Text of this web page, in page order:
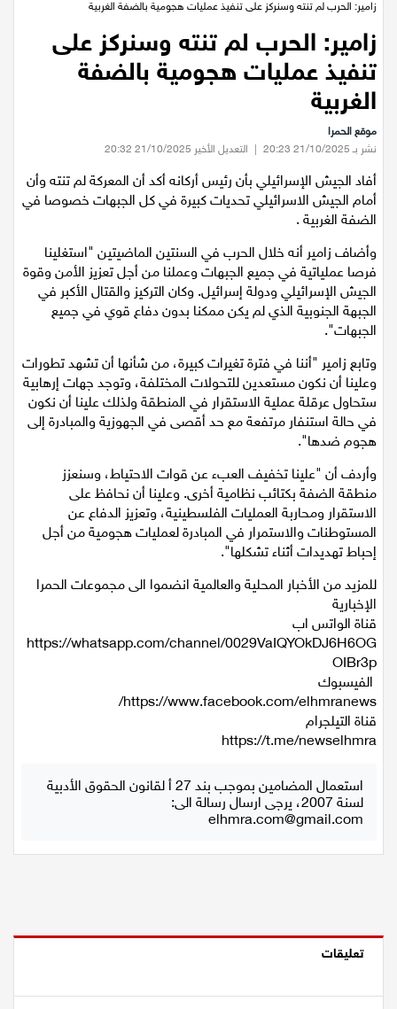
عيلبون
دير حنا
سخنين
عرابة
اخبار عالمية
رياضة
رياضة محلية
رياضة عالمية
تقارير خاصة
اقتصاد
مقالات
مطبخ
صحة وطب
مجلة الحمرا
جمال وازياء
تكنولوجيا
فن
الرئيسية / اخبار محلية / اخبار سياسيه
/
زامير: الحرب لم تنته وسنركز على
تنفيذ عمليات هجومية بالضفة
الغربية
موقع الحمرا
أفاد الجيش الإسرائيلي بأن رئيس أركانه أكد أن المعركة لم تنته وأن
أمام الجيش الاسرائيلي تحديات كبيرة في كل الجبهات خصوصا في
وأضاف زامير أنه خلال الحرب في السنتين الماضيتين "استغلينا
فرصا عملياتية في جميع الجبهات وعملنا من أجل تعزيز الأمن وقوة
الجيش الإسرائيلي ودولة إسرائيل. وكان التركيز والقتال الأكبر في
الجبهة الجنوبية الذي لم يكن ممكنا بدون دفاع قوي في جميع
وتابع زامير "أننا في فترة تغيرات كبيرة، من شأنها أن تشهد تطورات
وعلينا أن نكون مستعدين للتحولات المختلفة، وتوجد جهات إرهابية
ستحاول عرقلة عملية الاستقرار في المنطقة ولذلك علينا أن نكون
في حالة استنفار مرتفعة مع حد أقصى في الجهوزية والمبادرة إلى
وأردف أن "علينا تخفيف العبء عن قوات الاحتياط، وسنعزز
منطقة الضفة بكتائب نظامية أخرى. وعلينا أن نحافظ على
الاستقرار ومحاربة العمليات الفلسطينية، وتعزيز الدفاع عن
المستوطنات والاستمرار في المبادرة لعمليات هجومية من أجل
للمزيد من الأخبار المحلية والعالمية انضموا الى مجموعات الحمرا
الإخبارية
قناة الواتس اب
‏https://whatsapp.com/channel/0029VaIQYOkDJ6H6OG
OIBr3p
الفيسبوك
قناة التيلجرام
استعمال المضامين بموجب بند 27 أ لقانون الحقوق الأدبية
لسنة 2007، يرجى ارسال رسالة الى: